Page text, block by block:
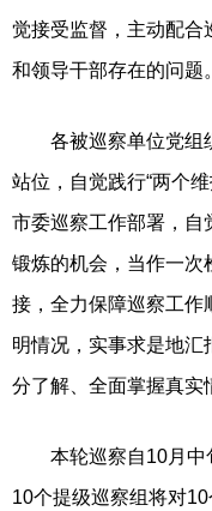
觉接受监督，主动配合
和领导干部存在的问题。
各被巡察单位党组
站位，自觉践行“两个
市委巡察工作部署，自
锻炼的机会，当作一次
接，全力保障巡察工作
明情况，实事求是地
分了解、全面掌握真实
本轮巡察自10月中
10个提级巡察组将对